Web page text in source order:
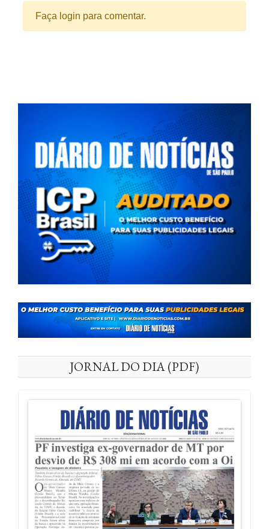
Faça login para comentar.
JORNAL DO DIA (PDF)